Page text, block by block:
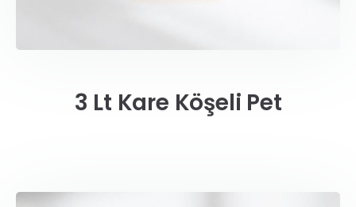
3 Lt Kare Köşeli Pet